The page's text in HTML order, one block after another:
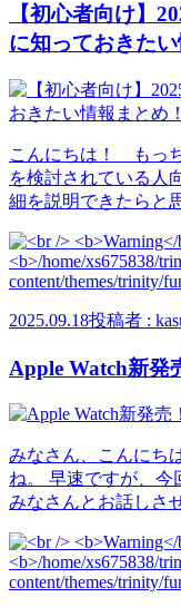
【初心者向け】
に知っておきたい
こんにちは！ もっ
を検討されている人
細を説明できたらと
2025.09.18投稿者 :
Apple Watch新
みなさん、こんにち
ね。 早速ですが、今
みなさんとお話しさ